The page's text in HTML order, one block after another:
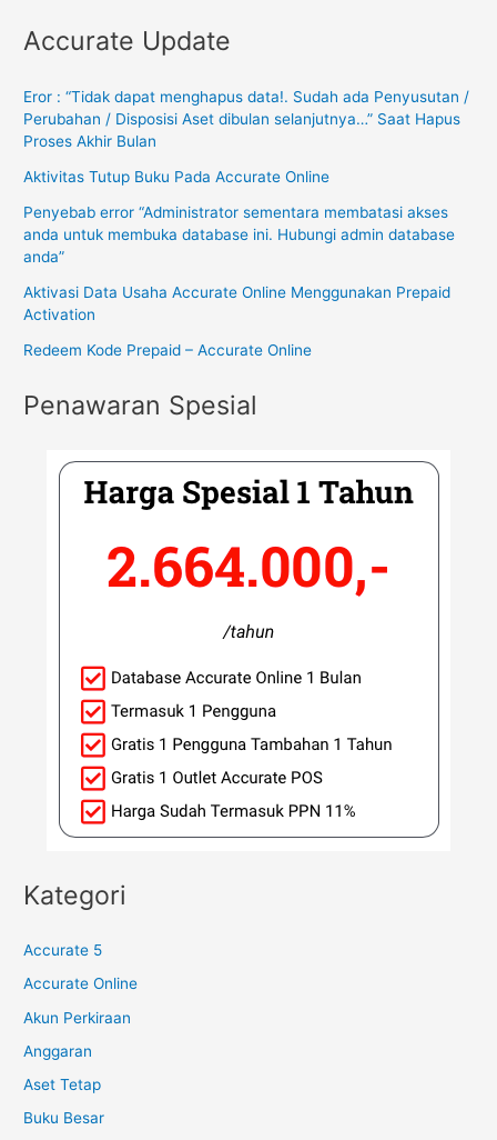
Accurate Update
Eror : “Tidak dapat menghapus data!. Sudah ada Penyusutan /
Perubahan / Disposisi Aset dibulan selanjutnya…” Saat Hapus
Proses Akhir Bulan
Aktivitas Tutup Buku Pada Accurate Online
Penyebab error “Administrator sementara membatasi akses
anda untuk membuka database ini. Hubungi admin database
anda”
Aktivasi Data Usaha Accurate Online Menggunakan Prepaid
Activation
Redeem Kode Prepaid – Accurate Online
Penawaran Spesial
Kategori
Accurate 5
Accurate Online
Akun Perkiraan
Anggaran
Aset Tetap
Buku Besar